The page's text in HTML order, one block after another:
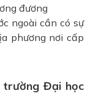
đương
ngoài cần có sự
phương nơi cấp
trường Đại học